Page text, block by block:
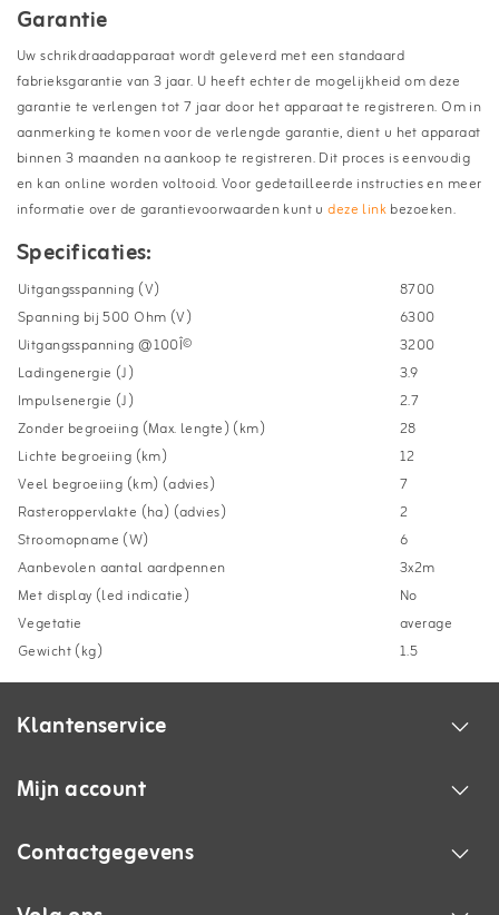
Garantie
Uw schrikdraadapparaat wordt geleverd met een standaard
fabrieksgarantie van 3 jaar. U heeft echter de mogelijkheid om deze
garantie te verlengen tot 7 jaar door het apparaat te registreren. Om in
aanmerking te komen voor de verlengde garantie, dient u het apparaat
binnen 3 maanden na aankoop te registreren. Dit proces is eenvoudig
en kan online worden voltooid. Voor gedetailleerde instructies en meer
informatie over de garantievoorwaarden kunt udeze linkbezoeken.
Specificaties:
Uitgangsspanning (V)
8700
Spanning bij 500 Ohm (V)
6300
Uitgangsspanning @100Î©
3200
Ladingenergie (J)
3.9
Impulsenergie (J)
2.7
Zonder begroeiing (Max. lengte) (km)
28
Lichte begroeiing (km)
12
Veel begroeiing (km) (advies)
7
Rasteroppervlakte (ha) (advies)
2
Stroomopname (W)
6
Aanbevolen aantal aardpennen
3x2m
Met display (led indicatie)
No
Vegetatie
average
Gewicht (kg)
1.5
Klantenservice
Mijn account
Contactgegevens